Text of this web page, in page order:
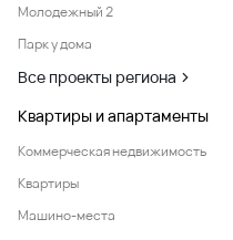
Молодежный 2
Парк у дома
Все проекты региона
Квартиры и апартаменты
Коммерческая недвижимость
Квартиры
Машино-места